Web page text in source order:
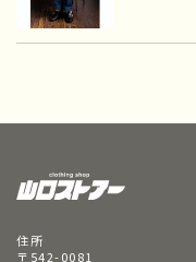
住所
〒542-0081